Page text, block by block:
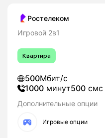
Ростелеком
Игровой 2в1
Квартира
500Мбит/с
1000 минут500 смс
Дополнительные опции
Игровые опции